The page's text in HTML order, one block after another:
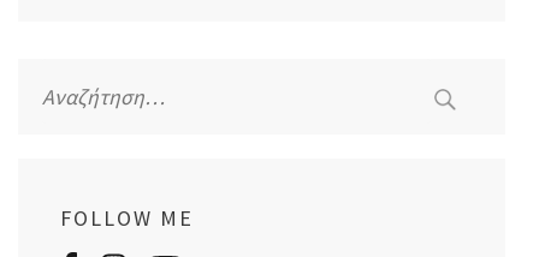
για:
FOLLOW ME